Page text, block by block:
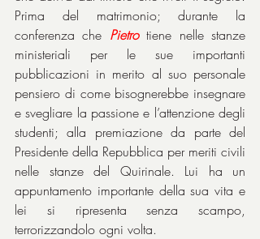
Prima del matrimonio; durante la
conferenza che Pietro tiene nelle stanze
ministeriali per le sue importanti
pubblicazioni in merito al suo personale
pensiero di come bisognerebbe insegnare
e svegliare la passione e l’attenzione degli
studenti; alla premiazione da parte del
Presidente della Repubblica per meriti civili
nelle stanze del Quirinale. Lui ha un
appuntamento importante della sua vita e
lei si ripresenta senza scampo,
terrorizzandolo ogni volta.